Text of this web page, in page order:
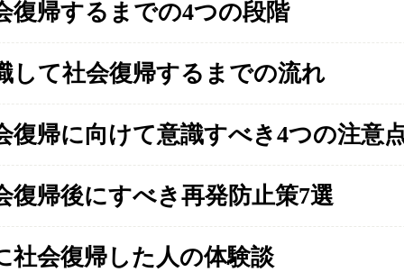
復帰するまでの4つの段階
して社会復帰するまでの流れ
復帰に向けて意識すべき4つの注意
復帰後にすべき再発防止策7選
社会復帰した人の体験談